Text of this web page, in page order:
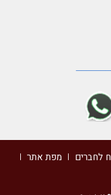
לחברים
מפת אתר